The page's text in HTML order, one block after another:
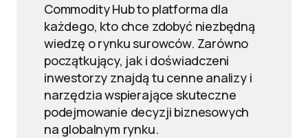
Commodity Hub to platforma dla
każdego, kto chce zdobyć niezbędną
wiedzę o rynku surowców. Zarówno
początkujący, jak i doświadczeni
inwestorzy znajdą tu cenne analizy i
narzędzia wspierające skuteczne
podejmowanie decyzji biznesowych
na globalnym rynku.